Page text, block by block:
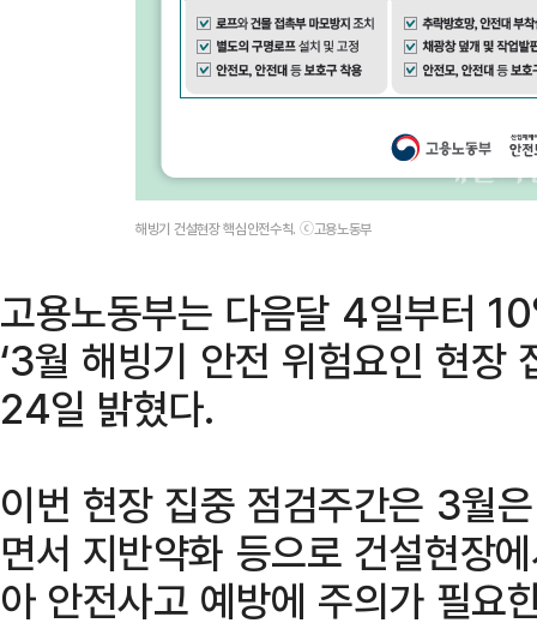
해빙기 건설현장 핵심안전수칙. ⓒ고용노동부
고용노동부는 다음달 4일부터
‘3월 해빙기 안전 위험요인 현장
24일 밝혔다.
이번 현장 집중 점검주간은 3월
면서 지반약화 등으로 건설현장
아 안전사고 예방에 주의가 필요